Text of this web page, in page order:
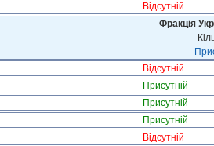
Відсутній
Фракція
Відсутній
Присутній
Присутній
Присутній
Відсутній